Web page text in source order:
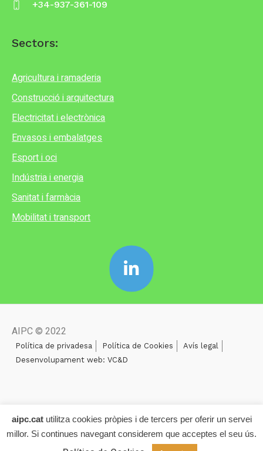
+34-937-361-109
Sectors:
Agricultura i ramaderia
Construcció i arquitectura
Electricitat i electrònica
Envasos i embalatges
Esport i oci
Indústria i energia
Sanitat i farmàcia
Mobilitat i transport
AIPC © 2022
Política de privadesa Política de Cookies
Avís legal
Desenvolupament web: VC&D
aipc.catutilitza cookies pròpies i de tercers per oferir un servei
millor. Si continues navegant considerem que acceptes el seu ús.